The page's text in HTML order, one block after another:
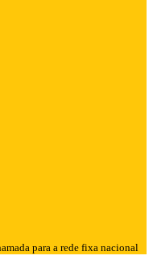
para a rede fixa nacional